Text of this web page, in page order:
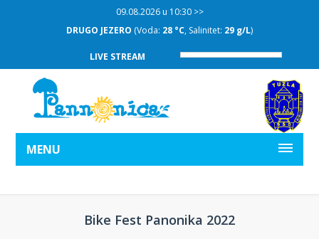
09.08.2026 u 10:30 >>
DRUGO JEZERO (Voda: 28 °C, Salinitet: 29 g/L)
LIVE STREAM
MENU
Bike Fest Panonika 2022